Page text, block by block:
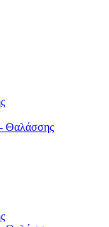
- Θαλάσσης